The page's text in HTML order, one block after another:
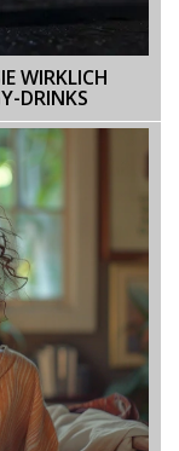
WIRKLICH
DRINKS